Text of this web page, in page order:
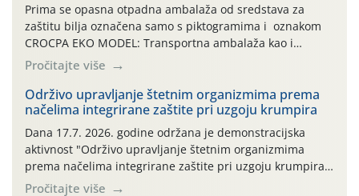
Prima se opasna otpadna ambalaža od sredstava za
zaštitu bilja označena samo s piktogramima i oznakom
CROCPA EKO MODEL: Transportna ambalaža kao i
ambalaža drugih proizvoda koji nisu sredstva za zaštitu
bilja (npr. ambalaža od mineralnih gnojiva,) se ne
prihvaća. Korisnicima je osiguran besplatni povrat
prazne ambalaže isključivo ovih tvrtki: AGROCHEM-MAKS,
AGRONOM, ALBAUGH TKI* (PINUS […]
Pročitajte više
Održivo upravljanje štetnim organizmima prema
načelima integrirane zaštite pri uzgoju krumpira
Dana 17.7. 2026. godine održana je demonstracijska
aktivnost "Održivo upravljanje štetnim organizmima
prema načelima integrirane zaštite pri uzgoju krumpira"
na pokusnom polju "Poredje", kraj naselja Belica (ARKOD
Pročitajte više